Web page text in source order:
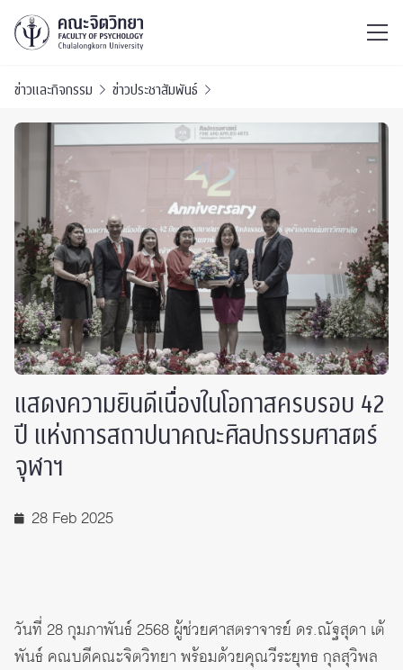
ข่าวและกิจกรรม ข่าวประชาสัมพันธ์
แสดงความยินดีเนื่องในโอกาสครบรอบ 42
ปี แห่งการสถาปนาคณะศิลปกรรมศาสตร์
จุฬาฯ
28 Feb 2025
วันที่ 28 กุมภาพันธ์ 2568 ผู้ช่วยศาสตราจารย์ ดร.ณัฐสุดา เต้
พันธ์ คณบดีคณะจิตวิทยา พร้อมด้วยคุณวีระยุทธ กุลสุวิพล